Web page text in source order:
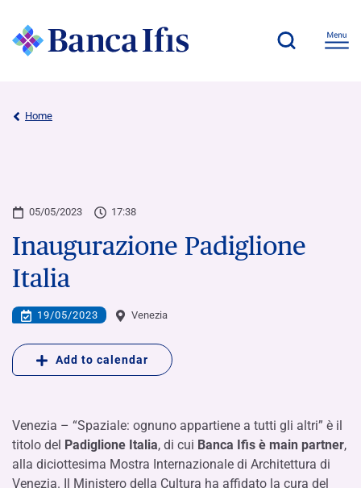
Home
05/05/2023 17:38
Inaugurazione Padiglione
Italia
19/05/2023 Venezia
Add to calendar
Venezia – “Spaziale: ognuno appartiene a tutti gli altri” è il
titolo del Padiglione Italia, di cui Banca Ifis è main partner,
alla diciottesima Mostra Internazionale di Architettura di
Venezia. Il Ministero della Cultura ha affidato la cura del